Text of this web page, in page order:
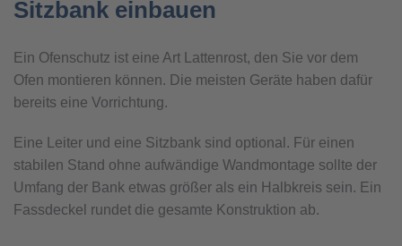
Sitzbank einbauen
Ein Ofenschutz ist eine Art Lattenrost, den Sie vor dem
Ofen montieren können. Die meisten Geräte haben dafür
bereits eine Vorrichtung.
Eine Leiter und eine Sitzbank sind optional. Für einen
stabilen Stand ohne aufwändige Wandmontage sollte der
Umfang der Bank etwas größer als ein Halbkreis sein. Ein
Fassdeckel rundet die gesamte Konstruktion ab.